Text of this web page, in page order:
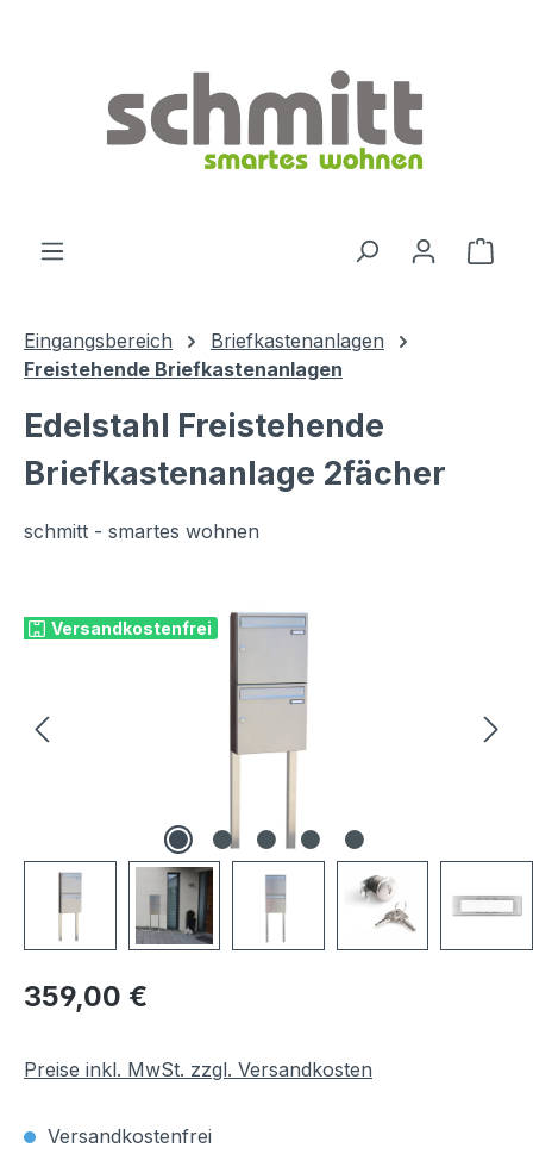
Eingangsbereich
Briefkastenanlagen
Freistehende Briefkastenanlagen
Edelstahl Freistehende
Briefkastenanlage 2fächer
schmitt - smartes wohnen
Versandkostenfrei
Regulärer Preis:
359,00 €
Preise inkl. MwSt. zzgl. Versandkosten
Versandkostenfrei